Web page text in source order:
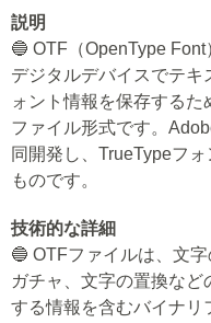
説明
🔵 OTF（OpenType
デジタルデバイスでテキ
ォント情報を保存するた
ファイル形式です。
同開発し、TrueTypeフ
ものです。
技術的な詳細
🔵 OTFファイルは、文
ガチャ、文字の置換な
する情報を含むバイナリ